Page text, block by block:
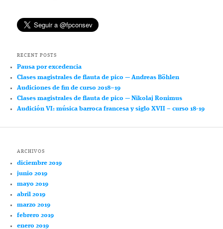
RECENT POSTS
Pausa por excedencia
Clases magistrales de flauta de pico — Andreas Böhlen
Audiciones de fin de curso 2018–19
Clases magistrales de flauta de pico — Nikolaj Ronimus
Audición VI: música barroca francesa y siglo XVII – curso 18-19
ARCHIVOS
diciembre 2019
junio 2019
mayo 2019
abril 2019
marzo 2019
febrero 2019
enero 2019